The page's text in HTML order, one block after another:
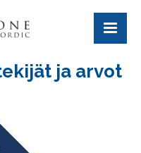
ja arvot